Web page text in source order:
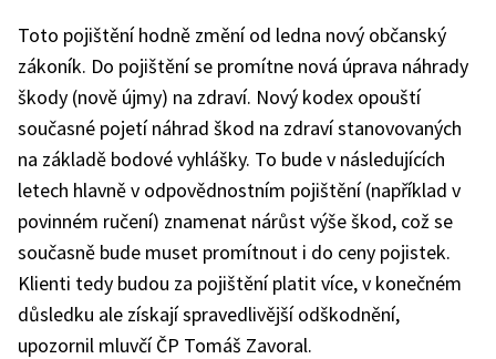
Toto pojištění hodně změní od ledna nový občanský
zákoník. Do pojištění se promítne nová úprava náhrady
škody (nově újmy) na zdraví. Nový kodex opouští
současné pojetí náhrad škod na zdraví stanovovaných
na základě bodové vyhlášky. To bude v následujících
letech hlavně v odpovědnostním pojištění (například v
povinném ručení) znamenat nárůst výše škod, což se
současně bude muset promítnout i do ceny pojistek.
Klienti tedy budou za pojištění platit více, v konečném
důsledku ale získají spravedlivější odškodnění,
upozornil mluvčí ČP Tomáš Zavoral.